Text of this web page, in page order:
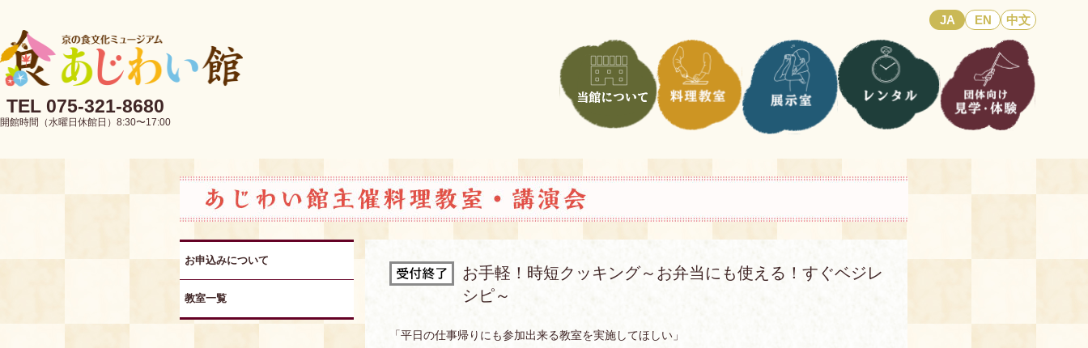
JA EN 中文
TEL 075-321-8680
開館時間（水曜日休館日）8:30〜17:00
お申込みについて
教室一覧
お手軽！時短クッキング～お弁当にも使える！すぐベジレ
シピ～
「平日の仕事帰りにも参加出来る教室を実施してほしい」